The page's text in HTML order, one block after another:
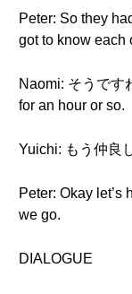
Peter: So they
got to know
Naomi: そうです
for an hour or so.
Yuichi: もう仲良
Peter: Okay let’s
we go.
DIALOGUE